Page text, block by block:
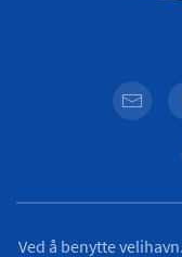
Ved å benytte